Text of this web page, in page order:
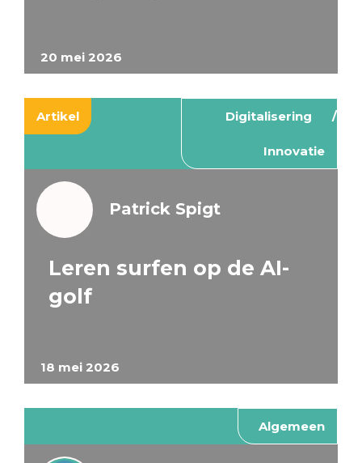
20 mei 2026
Artikel Digitalisering
Innovatie
18 mei 2026
Patrick Spigt
Leren surfen op de AI-
golf
Algemeen